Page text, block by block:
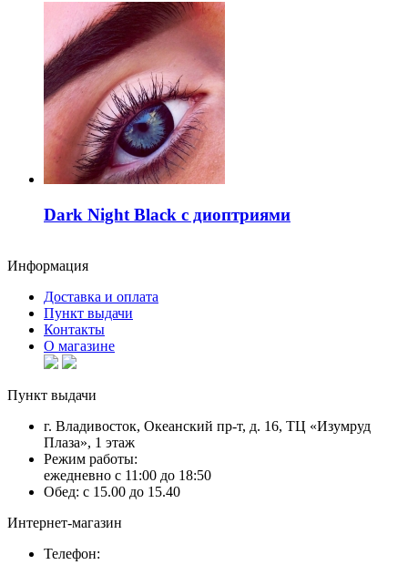
Dark Night Black с диоптриями
Информация
Доставка и оплата
Пункт выдачи
Контакты
О магазине
Пункт выдачи
г. Владивосток, Океанский пр-т, д. 16, ТЦ «Изумруд
Плаза», 1 этаж
Режим работы:
ежедневно с 11:00 до 18:50
Обед: с 15.00 до 15.40
Интернет-магазин
Телефон: